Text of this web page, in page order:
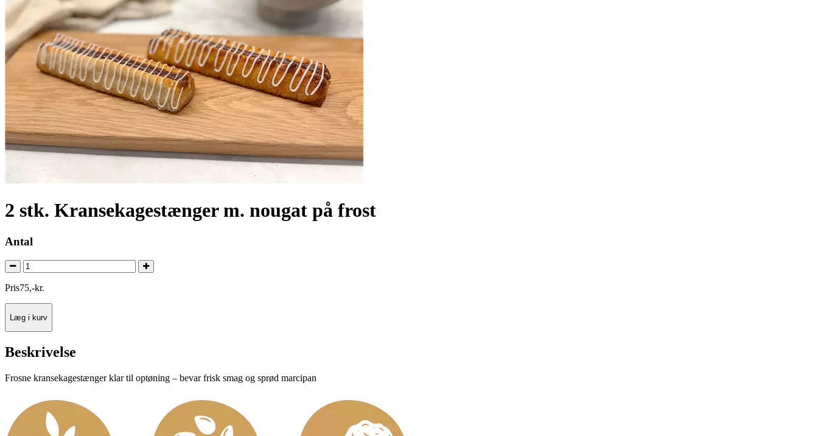
2 stk. Kransekagestænger m. nougat på frost
Antal
Pris75,-kr.
Læg i kurv
Beskrivelse
Frosne kransekagestænger klar til optøning – bevar frisk smag og sprød marcipan